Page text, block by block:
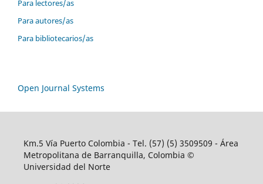
Para lectores/as
Para autores/as
Para bibliotecarios/as
Open Journal Systems
Km.5 Vía Puerto Colombia - Tel. (57) (5) 3509509 - Área
Metropolitana de Barranquilla, Colombia ©
Universidad del Norte